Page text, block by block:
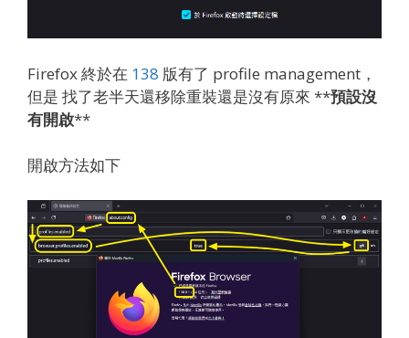
Firefox 終於在 138 版有了 profile management，
但是 找了老半天還移除重裝還是沒有原來 **預設沒
有開啟**
開啟方法如下